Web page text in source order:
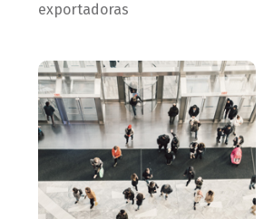
exportadoras